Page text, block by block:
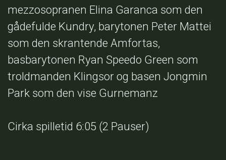
mezzosopranen Elina Garanca som den
gådefulde Kundry, barytonen Peter Mattei
som den skrantende Amfortas,
basbarytonen Ryan Speedo Green som
troldmanden Klingsor og basen Jongmin
Park som den vise Gurnemanz
Cirka spilletid 6:05 (2 Pauser)